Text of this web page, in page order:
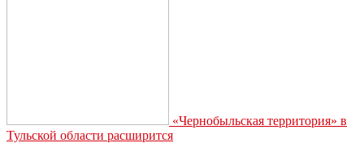
«Чернобыльская территория» в
Тульской области расширится